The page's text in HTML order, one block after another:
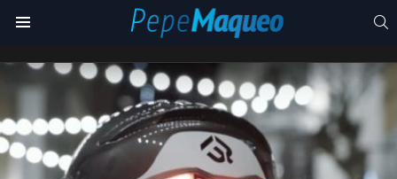
Arrow
Electrics
Latest
stories